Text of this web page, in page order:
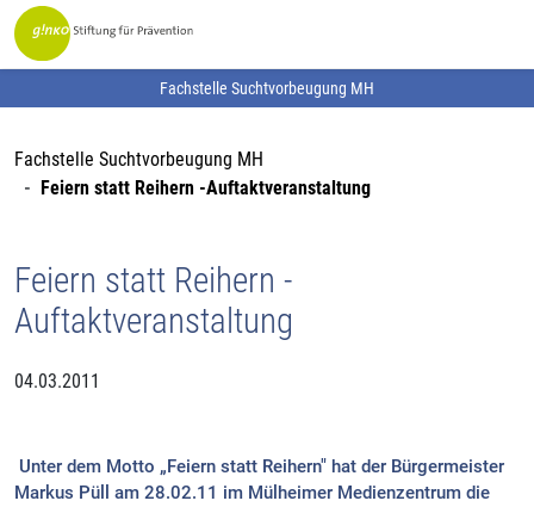
Fachstelle Suchtvorbeugung MH
Fachstelle Suchtvorbeugung MH
Feiern statt Reihern -Auftaktveranstaltung
Feiern statt Reihern -
Auftaktveranstaltung
04.03.2011
Unter dem Motto „Feiern statt Reihern" hat der Bürgermeister
Markus Püll am 28.02.11 im Mülheimer Medienzentrum die